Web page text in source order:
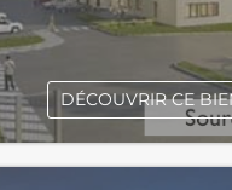
DÉCOUVRIR CE